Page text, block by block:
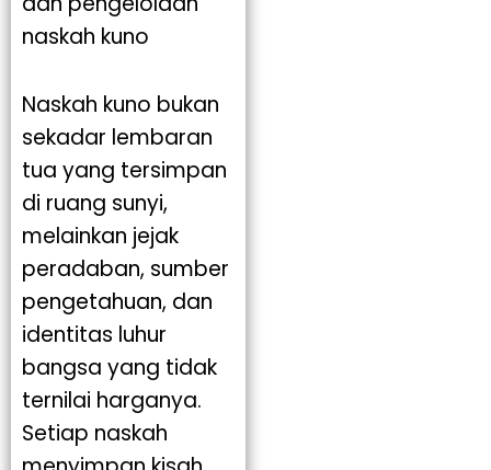
naskah kuno
Naskah kuno bukan
sekadar lembaran
tua yang tersimpan
di ruang sunyi,
melainkan jejak
peradaban, sumber
pengetahuan, dan
identitas luhur
bangsa yang tidak
ternilai harganya.
Setiap naskah